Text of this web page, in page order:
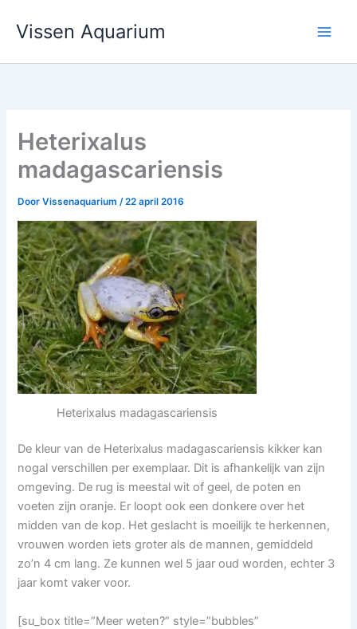
naar
inhoud
Vissen Aquarium
Heterixalus
madagascariensis
DoorVissenaquarium/22 april 2016
Heterixalus madagascariensis
De kleur van de Heterixalus madagascariensis kikker kan
nogal verschillen per exemplaar. Dit is afhankelijk van zijn
omgeving. De rug is meestal wit of geel, de poten en
voeten zijn oranje. Er loopt ook een donkere over het
midden van de kop. Het geslacht is moeilijk te herkennen,
vrouwen worden iets groter als de mannen, gemiddeld
zo’n 4 cm lang. Ze kunnen wel 5 jaar oud worden, echter 3
jaar komt vaker voor.
[su_box title=”Meer weten?” style=”bubbles”